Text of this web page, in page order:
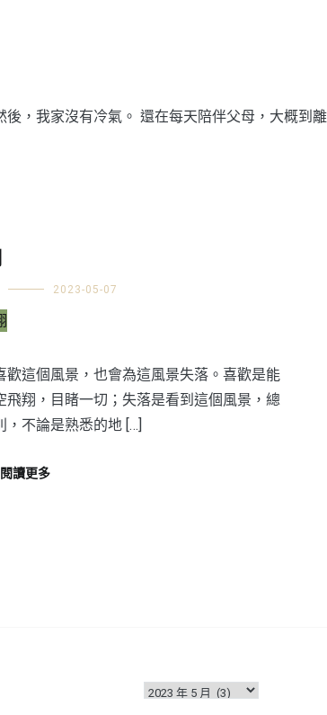
，我家沒有冷氣。 還在每天陪伴父母，大概到
2023-05-07
歡這個風景，也會為這風景失落。喜歡是能
飛翔，目睹一切；失落是看到這個風景，總
，不論是熟悉的地 […]
閱讀更多
彙